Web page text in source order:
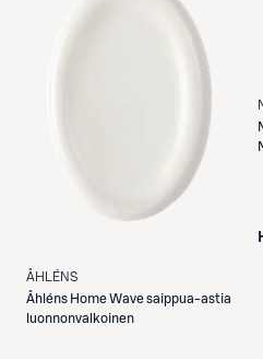
ÅHLÉNS
Åhléns Home Wave saippua-astia
luonnonvalkoinen